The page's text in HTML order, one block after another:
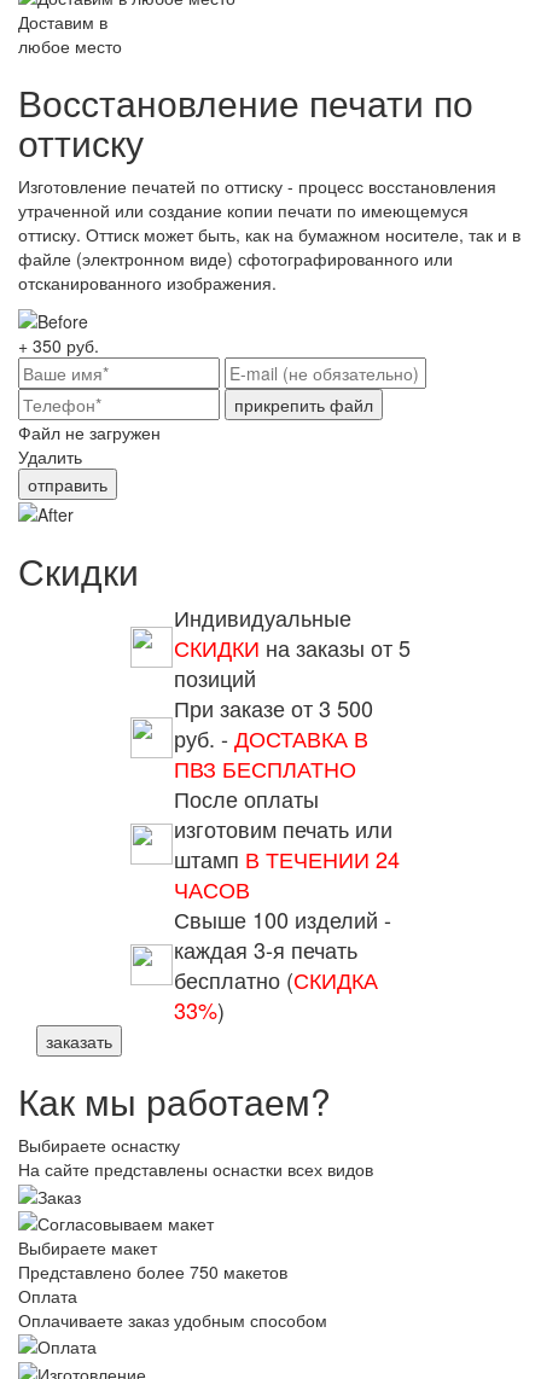
Доставим в
любое место
Восстановление печати по
оттиску
Изготовление печатей по оттиску - процесс восстановления
утраченной или создание копии печати по имеющемуся
оттиску. Оттиск может быть, как на бумажном носителе, так и в
файле (электронном виде) сфотографированного или
отсканированного изображения.
+ 350 руб.
прикрепить файл
Файл не загружен
Удалить
отправить
Скидки
Индивидуальные
СКИДКИ на заказы от 5
позиций
При заказе от 3 500
руб. - ДОСТАВКА В
ПВЗ БЕСПЛАТНО
После оплаты
изготовим печать или
штамп В ТЕЧЕНИИ 24
ЧАСОВ
Свыше 100 изделий -
каждая 3-я печать
бесплатно (СКИДКА
33%)
заказать
Как мы работаем?
Выбираете оснастку
На сайте представлены оснастки всех видов
Выбираете макет
Представлено более 750 макетов
Оплата
Оплачиваете заказ удобным способом